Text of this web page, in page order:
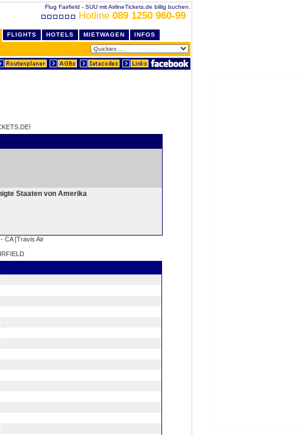
Flug Fairfield - SUU mit AirlineTickets.de billig buchen.
Hotline 089 1250 960-99
FLIGHTS HOTELS MIETWAGEN INFOS
Staaten von Amerika